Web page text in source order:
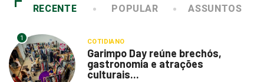
RECENTE POPULAR ASSUNTOS
1 COTIDIANO
Garimpo Day reúne brechós,
gastronomia e atrações
culturais...